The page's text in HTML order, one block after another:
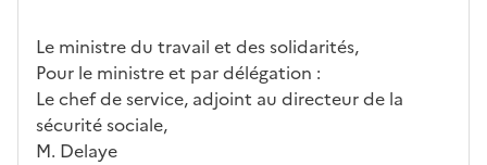
Le ministre du travail et des solidarités,
Pour le ministre et par délégation :
Le chef de service, adjoint au directeur de la
sécurité sociale,
M. Delaye